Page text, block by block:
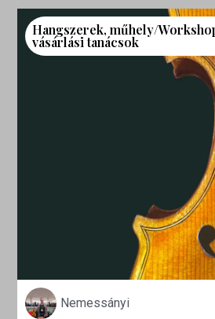
Hangszerek,műhely/
vásárlási tanácsok
Nemessányi